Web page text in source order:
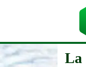
La